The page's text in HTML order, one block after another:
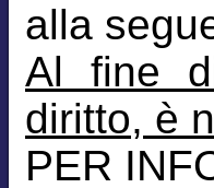
alla
Al fine
diritto, è
PER